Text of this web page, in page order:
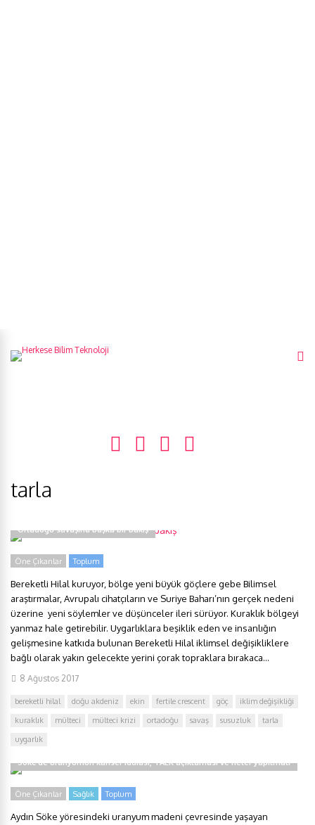
tarla
Ortadoğu savaşına başka bir bakış
Öne Çıkanlar Toplum
Bereketli Hilal kuruyor, bölge yeni büyük göçlere gebe Bilimsel
araştırmalar, Avrupalı cihatçıların ve Suriye Baharı’nın gerçek nedeni
üzerine yeni söylemler ve düşünceler ileri sürüyor. Kuraklık bölgeyi
yanmaz hale getirebilir. Uygarlıklara beşiklik eden ve insanlığın
gelişmesine katkıda bulunan Bereketli Hilal iklimsel değişikliklere
bağlı olarak yakın gelecekte yerini çorak topraklara bırakaca...
8 Ağustos 2017
bereketli hilal doğu akdeniz ekin fertile crescent göç
iklim değişikliği
kuraklık
mülteci mülteci krizi ortadoğu savaş susuzluk
tarla
uygarlık
Söke’de uranyumun kanser iddiası, TAEK açıklaması ve neler yapılmalı
Öne Çıkanlar Sağlık Toplum
Aydın Söke yöresindeki uranyum madeni çevresinde yaşayan